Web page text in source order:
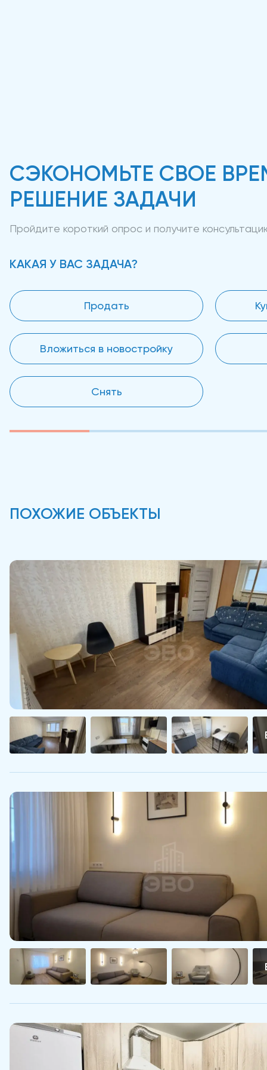
СЭКОНОМЬТЕ СВОЕ
РЕШЕНИЕ ЗАДАЧИ
Пройдите короткий опрос и получите
КАКАЯ У ВАС ЗАДАЧА?
Продать
Вложиться в новостройку
Снять
ПОХОЖИЕ ОБЪЕКТЫ